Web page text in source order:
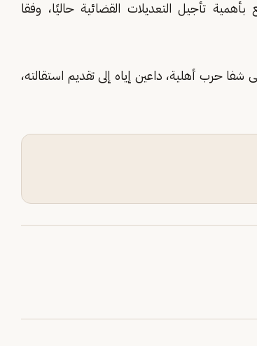
تأجيل التعديلات القضائية حاليًا، وفقا
شفا حرب أهلية، داعين إياه إلى تقديم استقالته،